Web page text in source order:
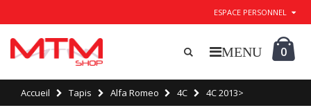
ESPACE PERSONNEL
0
Accueil Tapis Alfa Romeo 4C 4C 2013>